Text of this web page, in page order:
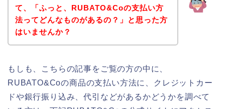
て、「ふっと、RUBATO&Coの支払い方
法ってどんなものがあるの？」と思った方
はいませんか？
もしも、こちらの記事をご覧の方の中に、
RUBATO&Coの商品の支払い方法に、クレジットカー
ドや銀行振り込み、代引などがあるかどうかを調べて